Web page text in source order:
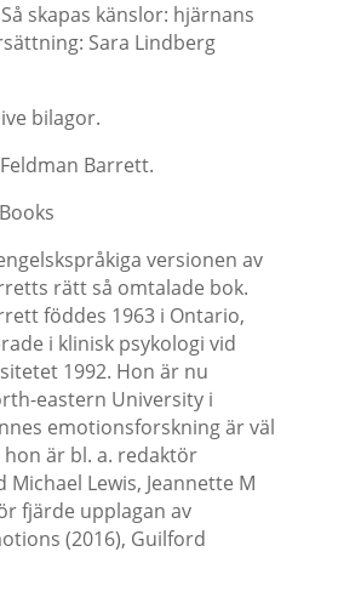
skapas känslor: hjärnans
Sara Lindberg
bilagor.
Barrett.
versionen av
rätt så omtalade bok.
föddes 1963 i Ontario,
i klinisk psykologi vid
1992. Hon är nu
eastern University i
emotionsforskning är väl
är bl. a. redaktör
Lewis, Jeannette M
fjärde upplagan av
(2016), Guilford